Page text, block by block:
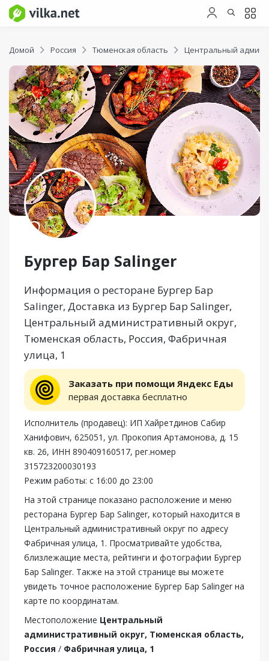
Домой Россия Тюменская область Центральный
Бургер Бар Salinger
Информация о ресторане Бургер Бар
Salinger, Доставка из Бургер Бар Salinger,
Центральный административный округ,
Тюменская область, Россия, Фабричная
улица, 1
Заказать при помощи Яндекс Еды
первая доставка бесплатно
Исполнитель (продавец): ИП Хайретдинов Сабир
Ханифович, 625051, ул. Прокопия Артамонова, д. 15
кв. 26, ИНН 890409160517, рег.номер
315723200030193
Режим работы: с 16:00 до 23:00
На этой странице показано расположение и меню
ресторана Бургер Бар Salinger, который находится в
Центральный административный округ по адресу
Фабричная улица, 1. Просматривайте удобства,
близлежащие места, рейтинги и фотографии Бургер
Бар Salinger. Также на этой странице вы можете
увидеть точное расположение Бургер Бар Salinger на
карте по координатам.
Местоположение Центральный
административный округ, Тюменская область,
Россия / Фабричная улица, 1